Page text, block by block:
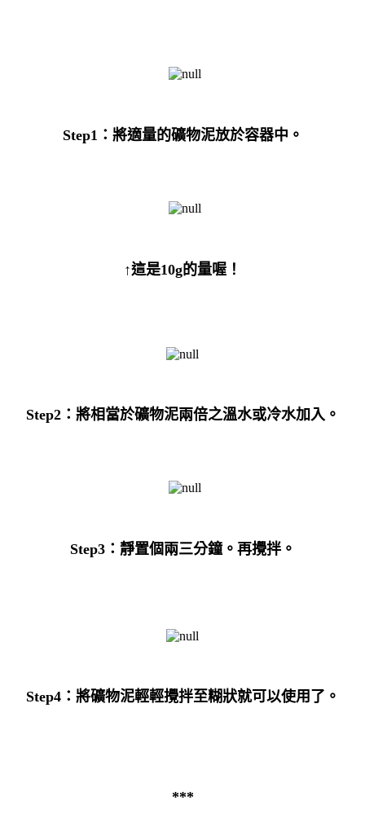
Step1 ：將適量的礦物泥放於容器中。
↑這是10g的量喔！
Step2：將相當於礦物泥兩倍之溫水或冷水加入。
Step3：靜置個兩三分鐘。再攪拌。
Step4：將礦物泥輕輕攪拌至糊狀就可以使用了。
***